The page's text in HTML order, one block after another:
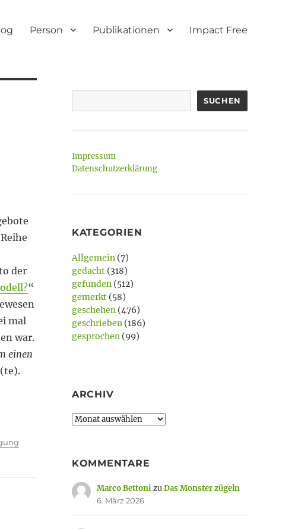
Person Publikationen Impact Free
der
“
mal
war.
einen
SUCHEN
Impressum
Datenschutzerklärung
KATEGORIEN
Allgemein(7)
gedacht(318)
gefunden(512)
gemerkt(58)
geschehen(476)
geschrieben(186)
gesprochen(99)
ARCHIV
Archiv
KOMMENTARE
Marco BettonizuDas Monster zügeln
6. März 2026